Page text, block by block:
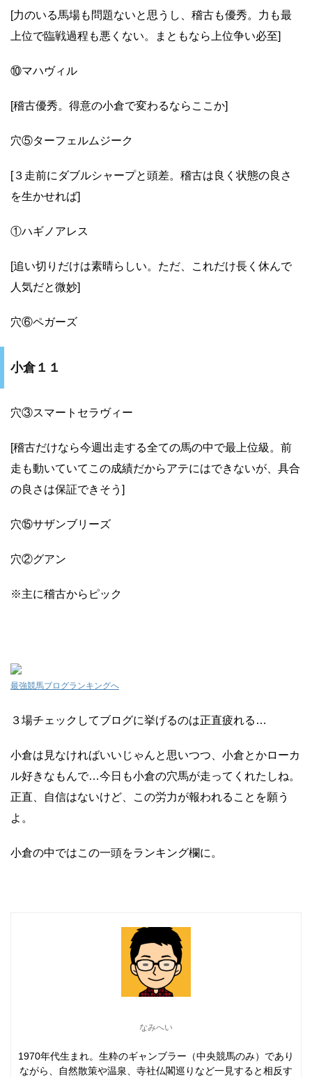
[力のいる馬場も問題ないと思うし、稽古も優秀。力も最
上位で臨戦過程も悪くない。まともなら上位争い必至]
⑩マハヴィル
[稽古優秀。得意の小倉で変わるならここか]
穴⑤ターフェルムジーク
[３走前にダブルシャープと頭差。稽古は良く状態の良さ
を生かせれば]
①ハギノアレス
[追い切りだけは素晴らしい。ただ、これだけ長く休んで
人気だと微妙]
穴⑥ペガーズ
小倉１１
穴③スマートセラヴィー
[稽古だけなら今週出走する全ての馬の中で最上位級。前
走も動いていてこの成績だからアテにはできないが、具合
の良さは保証できそう]
穴⑮サザンブリーズ
穴②グアン
※主に稽古からピック
最強競馬ブログランキングへ
３場チェックしてブログに挙げるのは正直疲れる…
小倉は見なければいいじゃんと思いつつ、小倉とかローカ
ル好きなもんで…今日も小倉の穴馬が走ってくれたしね。
正直、自信はないけど、この労力が報われることを願う
よ。
小倉の中ではこの一頭をランキング欄に。
なみへい
1970年代生まれ。生粋のギャンブラー（中央競馬のみ）であり
ながら、自然散策や温泉、寺社仏閣巡りなど一見すると相反す